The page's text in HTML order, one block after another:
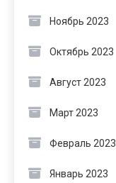
Ноябрь 2023
Октябрь 2023
Август 2023
Март 2023
Февраль 2023
Январь 2023